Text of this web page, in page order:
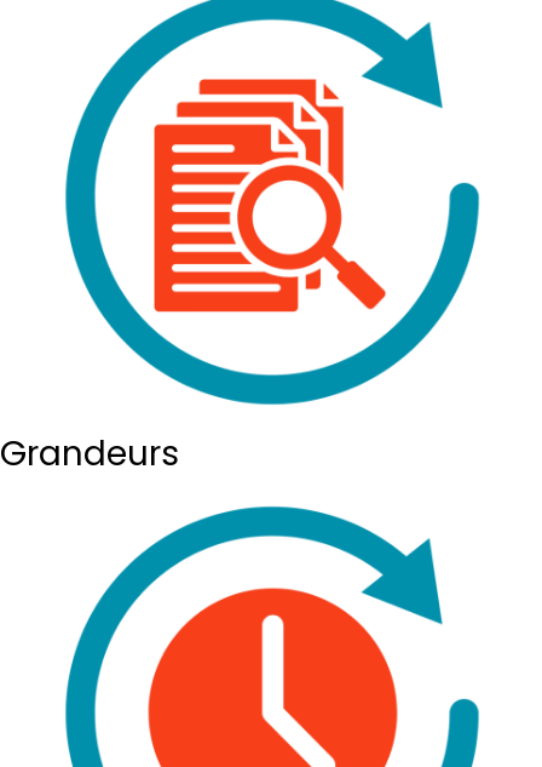
Grandeurs